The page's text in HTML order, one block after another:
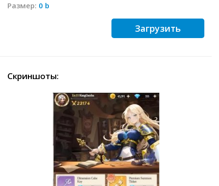
Размер: 0 b
Загрузить
Скриншоты: